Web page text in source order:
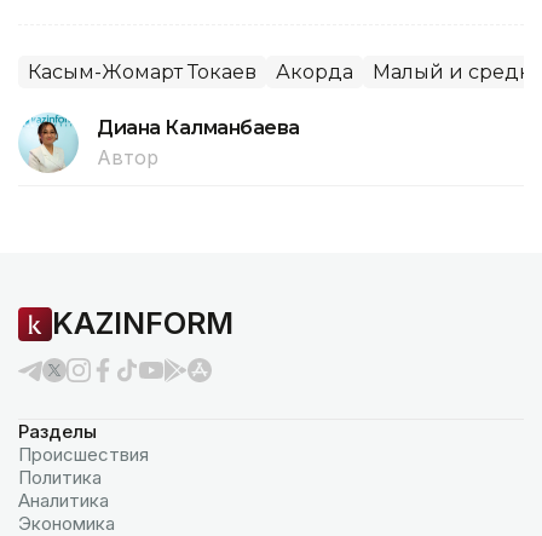
Касым-Жомарт Токаев Акорда Малый и
Диана Калманбаева
Автор
KAZINFORM
Разделы
Происшествия
Политика
Аналитика
Экономика